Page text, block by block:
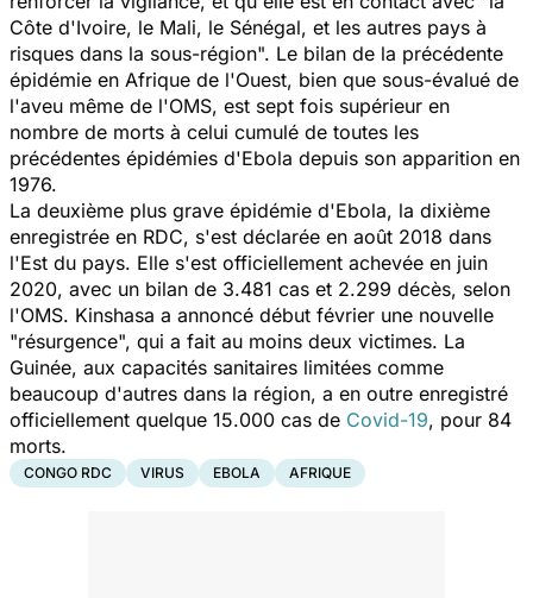
Côte d'Ivoire, le Mali, le Sénégal, et les autres pays à
risques dans la sous-région". Le bilan de la précédente
épidémie en Afrique de l'Ouest, bien que sous-évalué de
l'aveu même de l'OMS, est sept fois supérieur en
nombre de morts à celui cumulé de toutes les
précédentes épidémies d'Ebola depuis son apparition en
1976.
La deuxième plus grave épidémie d'Ebola, la dixième
enregistrée en RDC, s'est déclarée en août 2018 dans
l'Est du pays. Elle s'est officiellement achevée en juin
2020, avec un bilan de 3.481 cas et 2.299 décès, selon
l'OMS. Kinshasa a annoncé début février une nouvelle
"résurgence", qui a fait au moins deux victimes. La
Guinée, aux capacités sanitaires limitées comme
beaucoup d'autres dans la région, a en outre enregistré
officiellement quelque 15.000 cas de Covid-19, pour 84
morts.
CONGO RDC VIRUS EBOLA AFRIQUE